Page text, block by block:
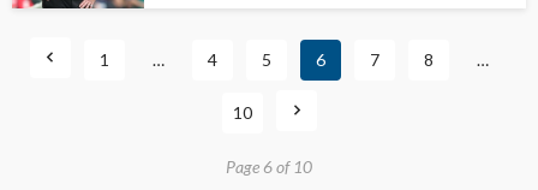
1 … 4 5 6 7 8 …
10
Page 6 of 10